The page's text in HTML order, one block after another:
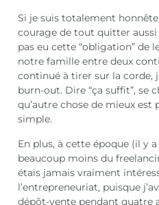
Si je suis totalement
courage de tout quitter aussi
pas eu cette “obligation” de
notre famille entre deux
continué à tirer sur la corde,
burn-out. Dire “ça suffit”, se
qu’autre chose de mieux est
simple.
En plus, à cette époque (il y
beaucoup moins du
étais jamais vraiment
l’entrepreneuriat, puisque
dépôt-vente pendant quatre